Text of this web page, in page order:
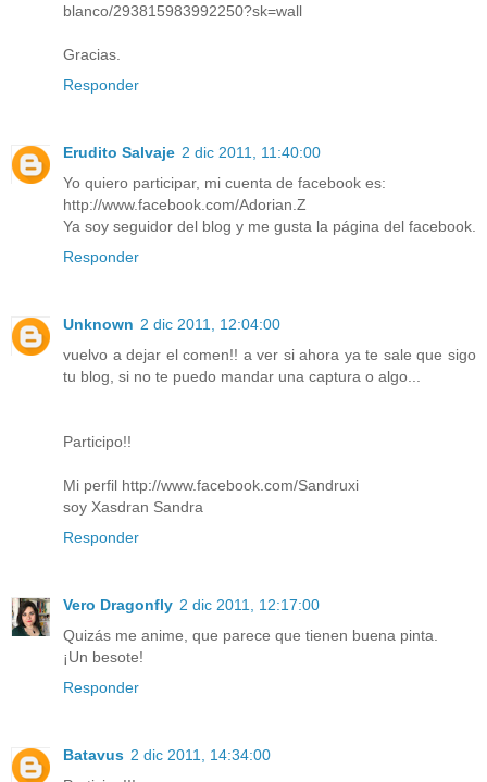
blanco/293815983992250?sk=wall
Gracias.
Responder
Erudito Salvaje 2 dic 2011, 11:40:00
Yo quiero participar, mi cuenta de facebook es:
http://www.facebook.com/Adorian.Z
Ya soy seguidor del blog y me gusta la página del facebook.
Responder
Unknown 2 dic 2011, 12:04:00
vuelvo a dejar el comen!! a ver si ahora ya te sale que sigo
tu blog, si no te puedo mandar una captura o algo...
Participo!!
Mi perfil http://www.facebook.com/Sandruxi
soy Xasdran Sandra
Responder
Vero Dragonfly 2 dic 2011, 12:17:00
Quizás me anime, que parece que tienen buena pinta.
¡Un besote!
Responder
Batavus 2 dic 2011, 14:34:00